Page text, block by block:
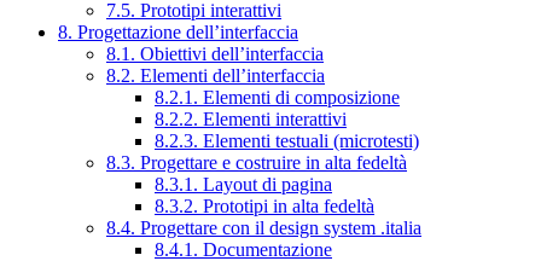
7.5. Prototipi interattivi
8. Progettazione dell’interfaccia
8.1. Obiettivi dell’interfaccia
8.2. Elementi dell’interfaccia
8.2.1. Elementi di composizione
8.2.2. Elementi interattivi
8.2.3. Elementi testuali (microtesti)
8.3. Progettare e costruire in alta fedeltà
8.3.1. Layout di pagina
8.3.2. Prototipi in alta fedeltà
8.4. Progettare con il design system .italia
8.4.1. Documentazione